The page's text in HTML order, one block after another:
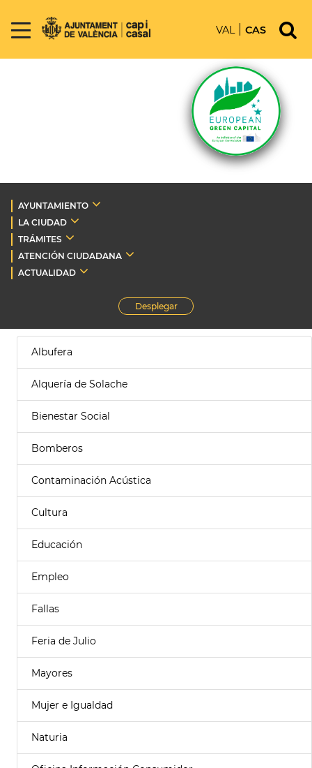
VAL CAS
AYUNTAMIENTO
LA CIUDAD
TRÁMITES
ATENCIÓN CIUDADANA
ACTUALIDAD
Desplegar
Albufera
Alquería de Solache
Bienestar Social
Bomberos
Contaminación Acústica
Cultura
Educación
Empleo
Fallas
Feria de Julio
Mayores
Mujer e Igualdad
Naturia